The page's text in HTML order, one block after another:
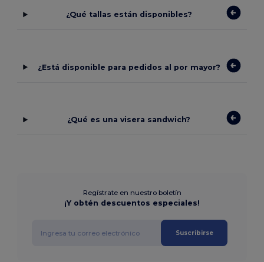
¿Qué tallas están disponibles?
¿Está disponible para pedidos al por mayor?
¿Qué es una visera sandwich?
Regístrate en nuestro boletín
¡Y obtén descuentos especiales!
Suscribirse